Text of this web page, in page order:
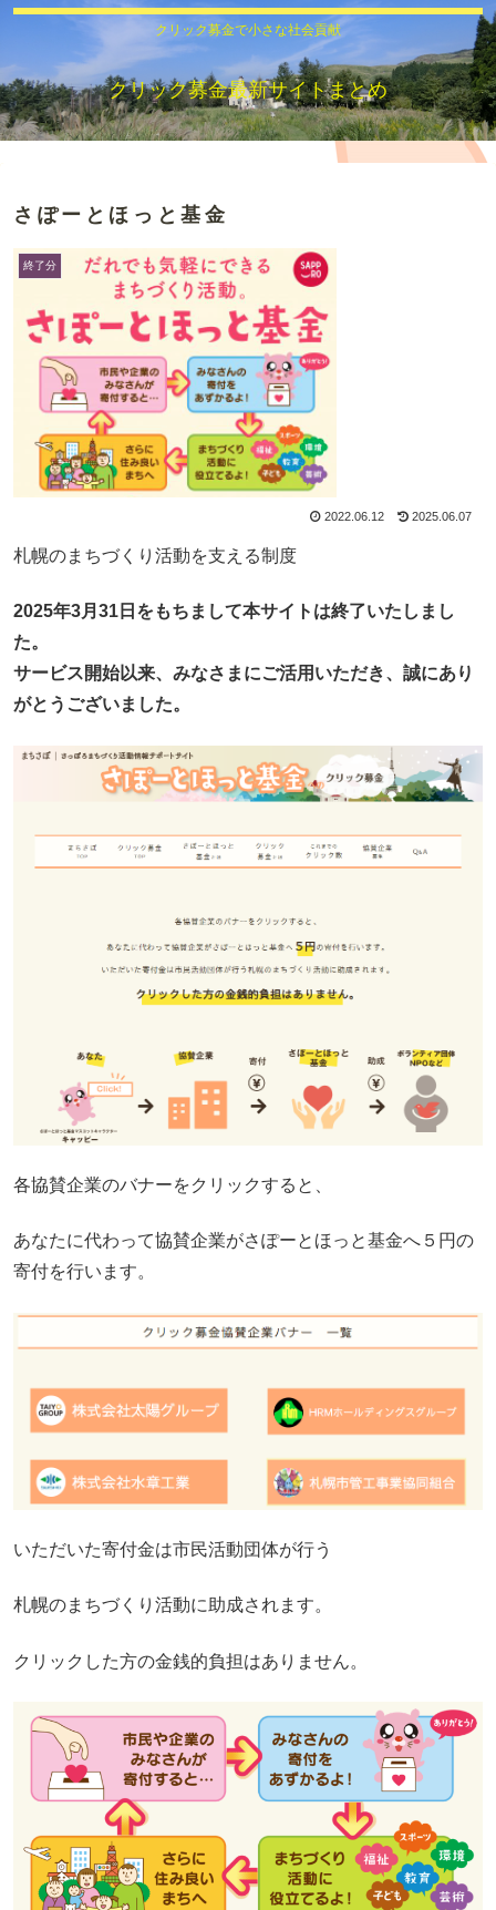
クリック募金で小さな社会貢献
クリック募金最新サイトまとめ
さぽーとほっと基金
終了分
2022.06.12 2025.06.07
札幌のまちづくり活動を支える制度
2025年3月31日をもちまして本サイトは終了いたしまし
た。
サービス開始以来、みなさまにご活用いただき、誠にあり
がとうございました。
各協賛企業のバナーをクリックすると、
あなたに代わって協賛企業がさぽーとほっと基金へ５円の
寄付を行います。
いただいた寄付金は市民活動団体が行う
札幌のまちづくり活動に助成されます。
クリックした方の金銭的負担はありません。